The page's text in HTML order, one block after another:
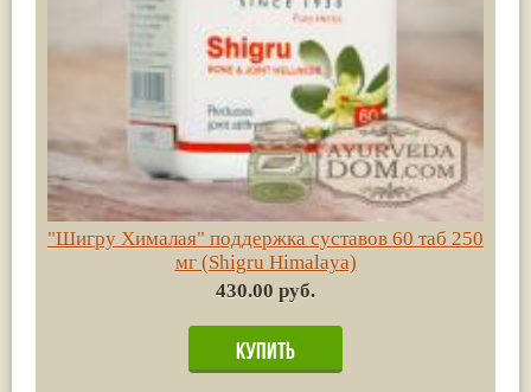
"Шигру Хималая" поддержка суставов 60 таб 250
мг (Shigru Himalaya)
430.00 руб.